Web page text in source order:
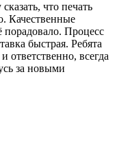
что печать
Качественные
порадовало. Процесс
быстрая. Ребята
ответственно, всегда
за новыми